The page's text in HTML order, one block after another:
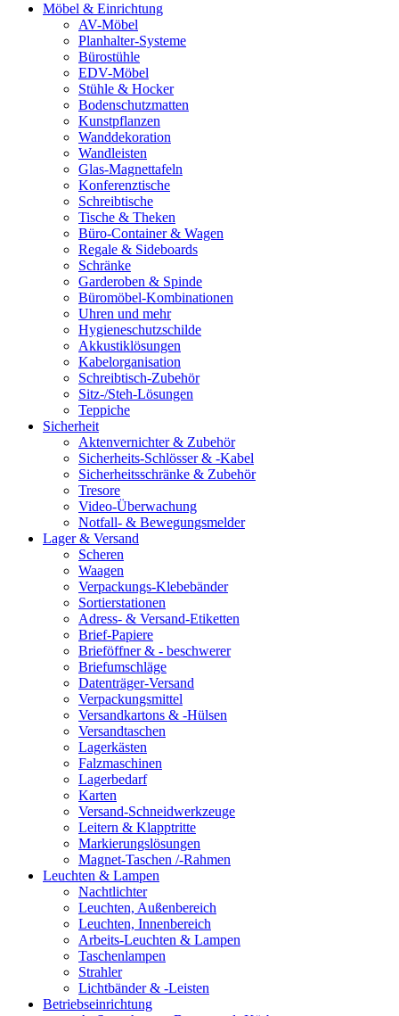
Möbel & Einrichtung
AV-Möbel
Planhalter-Systeme
Bürostühle
EDV-Möbel
Stühle & Hocker
Bodenschutzmatten
Kunstpflanzen
Wanddekoration
Wandleisten
Glas-Magnettafeln
Konferenztische
Schreibtische
Tische & Theken
Büro-Container & Wagen
Regale & Sideboards
Schränke
Garderoben & Spinde
Büromöbel-Kombinationen
Uhren und mehr
Hygieneschutzschilde
Akkustiklösungen
Kabelorganisation
Schreibtisch-Zubehör
Sitz-/Steh-Lösungen
Teppiche
Sicherheit
Aktenvernichter & Zubehör
Sicherheits-Schlösser & -Kabel
Sicherheitsschränke & Zubehör
Tresore
Video-Überwachung
Notfall- & Bewegungsmelder
Lager & Versand
Scheren
Waagen
Verpackungs-Klebebänder
Sortierstationen
Adress- & Versand-Etiketten
Brief-Papiere
Brieföffner & - beschwerer
Briefumschläge
Datenträger-Versand
Verpackungsmittel
Versandkartons & -Hülsen
Versandtaschen
Lagerkästen
Falzmaschinen
Lagerbedarf
Karten
Versand-Schneidwerkzeuge
Leitern & Klapptritte
Markierungslösungen
Magnet-Taschen /-Rahmen
Leuchten & Lampen
Nachtlichter
Leuchten, Außenbereich
Leuchten, Innenbereich
Arbeits-Leuchten & Lampen
Taschenlampen
Strahler
Lichtbänder & -Leisten
Betriebseinrichtung